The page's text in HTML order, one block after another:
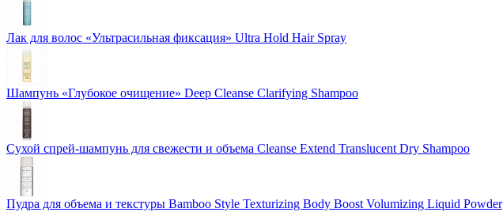
Лак для волос «Ультрасильная фиксация» Ultra Hold Hair Spray
Шампунь «Глубокое очищение» Deep Cleanse Clarifying Shampoo
Сухой спрей-шампунь для свежести и объема Cleanse Extend Translucent Dry Shampoo
Пудра для объема и текстуры Bamboo Style Texturizing Body Boost Volumizing Liquid Powder